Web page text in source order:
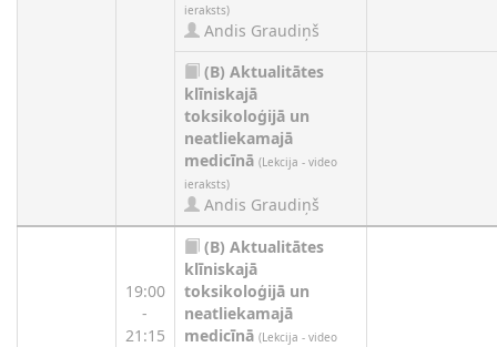
ieraksts)
Andis Graudiņš
(B) Aktualitātes
klīniskajā
toksikoloģijā un
neatliekamajā
medicīnā (Lekcija - video
ieraksts)
Andis Graudiņš
19:00
-
21:15
(B) Aktualitātes
klīniskajā
toksikoloģijā un
neatliekamajā
medicīnā (Lekcija - video